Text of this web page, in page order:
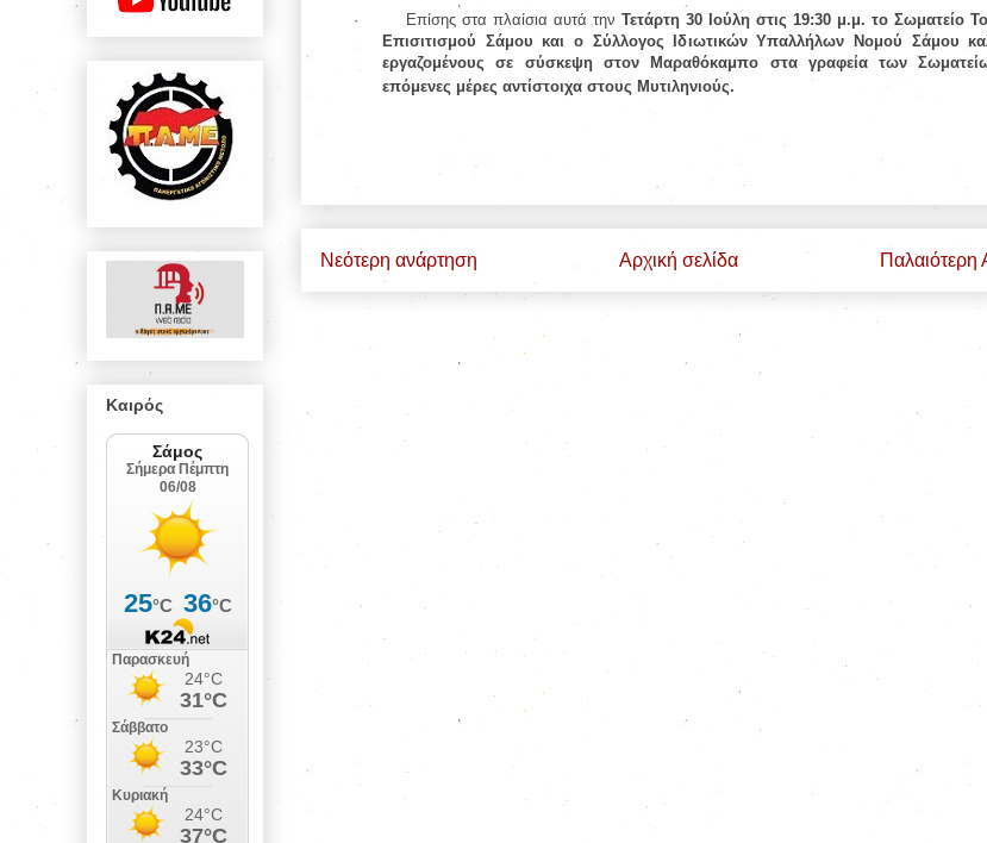
· Επίσης στα πλαίσια αυτά την Τετάρτη 30 Ιούλη στις 19:30 μ.μ. το Σωματείο
Επισιτισμού Σάμου και ο Σύλλογος Ιδιωτικών Υπαλλήλων Νομού Σάμου
εργαζομένους σε σύσκεψη στον Μαραθόκαμπο στα γραφεία των
επόμενες μέρες αντίστοιχα στους Μυτιληνιούς.
Νεότερη ανάρτηση Παλαιότερη
Αρχική σελίδα
Καιρός